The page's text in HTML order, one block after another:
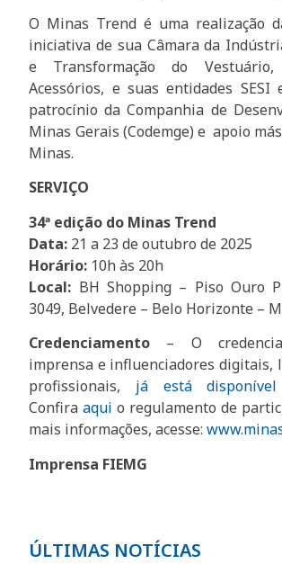
O Minas Trend é uma realização
iniciativa de sua Câmara da
e Transformação do
Acessórios, e suas entidades SESI
patrocínio da Companhia de
Minas Gerais (Codemge) e apoio
Minas.
SERVIÇO
34ª edição do Minas Trend
Data: 21 a 23 de outubro de 2025
Horário: 10h às 20h
Local: BH Shopping – Piso Ouro
3049, Belvedere – Belo Horizonte –
Credenciamento – O
imprensa e influenciadores digitais,
profissionais, já está
Confiraaqui o regulamento de
mais informações, acesse:
Imprensa FIEMG
ÚLTIMAS NOTÍCIAS